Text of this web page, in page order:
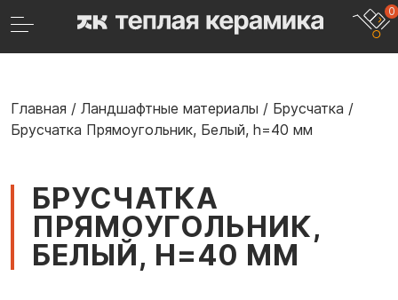
0
Главная / Ландшафтные материалы / Брусчатка /
Брусчатка Прямоугольник, Белый, h=40 мм
БРУСЧАТКА
ПРЯМОУГОЛЬНИК,
БЕЛЫЙ, H=40 ММ